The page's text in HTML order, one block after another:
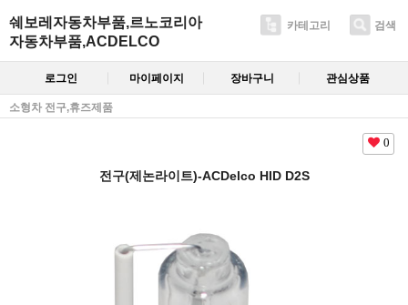
쉐보레자동차부품,르노코리아
자동차부품,ACDELCO
카테고리 검색
로그인 마이페이지 장바구니 관심상품
소형차 전구,휴즈제품
0
전구(제논라이트)-ACDelco HID D2S